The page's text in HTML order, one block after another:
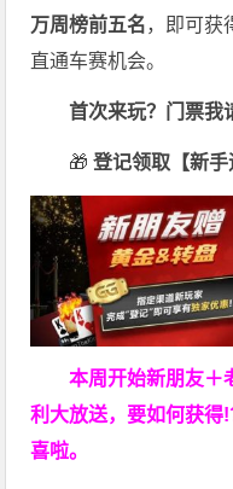
万周榜前五名，即可获
直通车赛机会。
首次来玩？门票我
🎁 登记领取【新手
本周开始新朋友＋
利大放送，要如何获得
喜啦。